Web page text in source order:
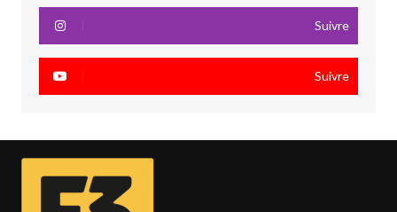
Suivre
Suivre